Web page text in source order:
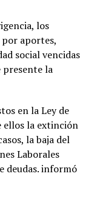
los
aportes,
social vencidas
presente la
en la Ley de
ellos la extinción
la baja del
Laborales
deudas. informó